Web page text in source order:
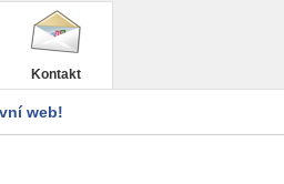
Kontakt
web!